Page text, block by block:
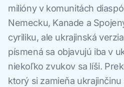
milióny v komunitách
Nemecku, Kanade a
cyriliku, ale ukrajinská
písmená sa objavujú iba v
niekoľko zvukov sa líši.
ktorý si zamieňa